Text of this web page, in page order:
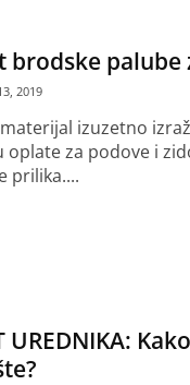
brodske palube
2019
izuzetno
oplate za podove i
prilika....
UREDNIKA: